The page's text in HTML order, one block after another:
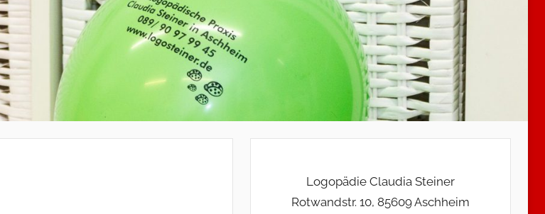
Logopädie Claudia Steiner
Rotwandstr. 10, 85609 Aschheim